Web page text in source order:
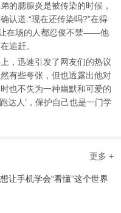
的腮腺炎是被传染的时候，
认道:“现在还传染吗?”在得
让在场的人都忍俊不禁——他
追赶。
，迅速引发了网友们的热议
有些夸张，但也透露出他对
也不失为一种幽默和可爱的
达人’，保护自己也是一门学
更多 +
让手机学会“看懂”这个世界